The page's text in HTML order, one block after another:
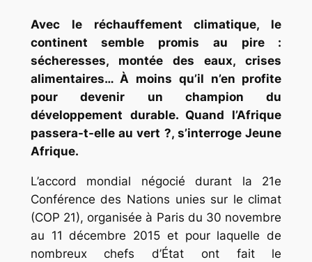
Avec le réchauffement climatique, le
continent semble promis au pire :
sécheresses, montée des eaux, crises
alimentaires… À moins qu’il n’en profite
pour devenir un champion du
développement durable. Quand l’Afrique
passera-t-elle au vert ?, s’interroge Jeune
Afrique.
L’accord mondial négocié durant la 21e
Conférence des Nations unies sur le climat
(COP 21), organisée à Paris du 30 novembre
au 11 décembre 2015 et pour laquelle de
nombreux chefs d’État ont fait le